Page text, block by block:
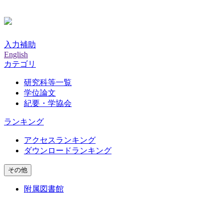
入力補助
English
カテゴリ
研究科等一覧
学位論文
紀要・学協会
ランキング
アクセスランキング
ダウンロードランキング
その他
附属図書館